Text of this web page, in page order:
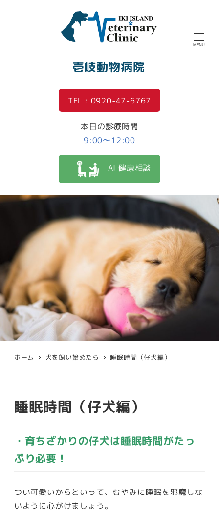
壱岐動物病院
MENU
TEL : 0920-47-6767
本日の診療時間
9:00〜12:00
AI 健康相談
ホーム 犬を飼い始めたら 睡眠時間（仔犬編）
睡眠時間（仔犬編）
・育ちざかりの仔犬は睡眠時間がたっ
ぷり必要！
つい可愛いからといって、むやみに睡眠を邪魔しな
いように心がけましょう。